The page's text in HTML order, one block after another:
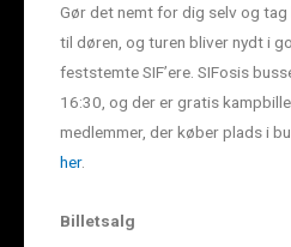
Gør det nemt for dig selv og
til døren, og turen bliver nydt i
feststemte SIF’ere. SIFosis
16:30, og der er gratis
medlemmer, der køber plads i
her.
Billetsalg